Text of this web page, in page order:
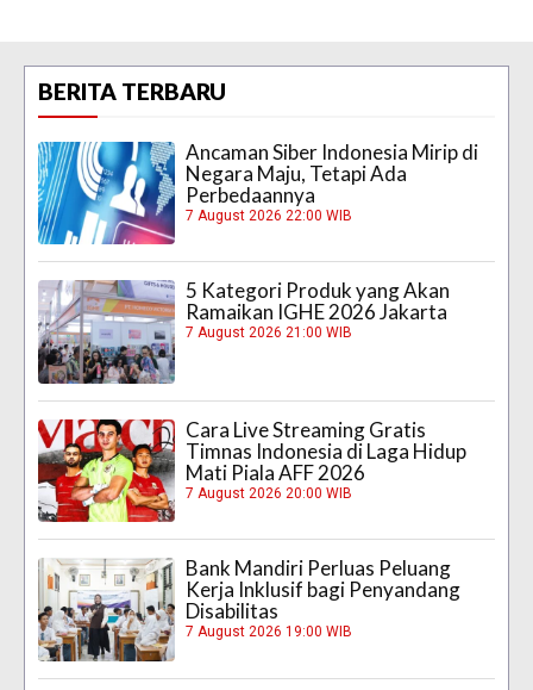
BERITA TERBARU
Ancaman Siber Indonesia Mirip di
Negara Maju, Tetapi Ada
Perbedaannya
7 August 2026 22:00 WIB
5 Kategori Produk yang Akan
Ramaikan IGHE 2026 Jakarta
7 August 2026 21:00 WIB
Cara Live Streaming Gratis
Timnas Indonesia di Laga Hidup
Mati Piala AFF 2026
7 August 2026 20:00 WIB
Bank Mandiri Perluas Peluang
Kerja Inklusif bagi Penyandang
Disabilitas
7 August 2026 19:00 WIB